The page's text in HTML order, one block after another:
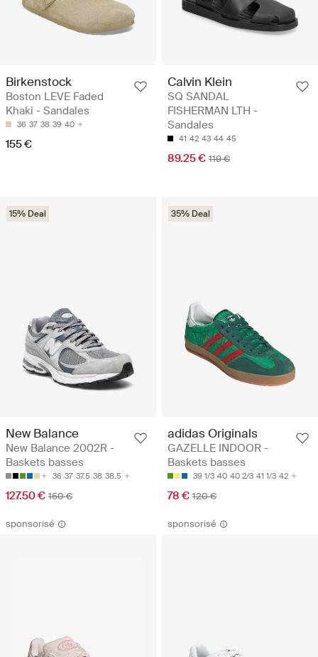
Birkenstock
Boston LEVE Faded
Khaki - Sandales
36 37 38 39 40
155 €
Calvin Klein
SQ SANDAL
FISHERMAN LTH -
Sandales
41 42 43 44 45
89.25 € 119 €
15% Deal
New Balance
New Balance 2002R -
Baskets basses
36 37 37.5 38 38.5
127.50 € 150 €
35% Deal
adidas Originals
GAZELLE INDOOR -
Baskets basses
39 1/3 40 40 2/3 41 1/3 42
78 € 120 €
sponsorisé sponsorisé